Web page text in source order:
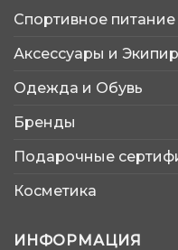
Спортивное питание
Аксессуары и
Одежда и Обувь
Бренды
Подарочные
Косметика
ИНФОРМАЦИЯ